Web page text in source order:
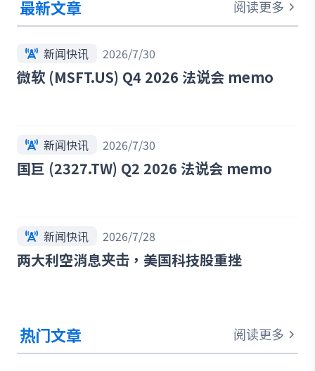
最新文章 阅读更多
新闻快讯 2026/7/30
微软 (MSFT.US) Q4 2026 法说会 memo
新闻快讯 2026/7/30
国巨 (2327.TW) Q2 2026 法说会 memo
新闻快讯 2026/7/28
两大利空消息夹击，美国科技股重挫
热门文章 阅读更多